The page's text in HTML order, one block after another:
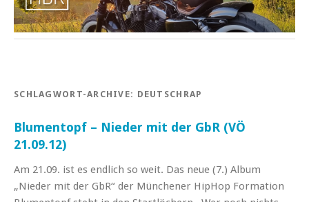
SCHLAGWORT-ARCHIVE: DEUTSCHRAP
Blumentopf – Nieder mit der GbR (VÖ
21.09.12)
Am 21.09. ist es endlich so weit. Das neue (7.) Album
„Nieder mit der GbR“ der Münchener HipHop Formation